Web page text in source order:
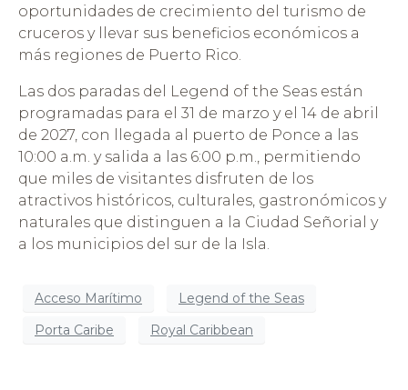
oportunidades de crecimiento del turismo de
cruceros y llevar sus beneficios económicos a
más regiones de Puerto Rico.
Las dos paradas del Legend of the Seas están
programadas para el 31 de marzo y el 14 de abril
de 2027, con llegada al puerto de Ponce a las
10:00 a.m. y salida a las 6:00 p.m., permitiendo
que miles de visitantes disfruten de los
atractivos históricos, culturales, gastronómicos y
naturales que distinguen a la Ciudad Señorial y
a los municipios del sur de la Isla.
Acceso Marítimo
Legend of the Seas
Porta Caribe
Royal Caribbean